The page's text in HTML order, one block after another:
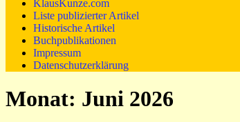
KlausKunze.com
Liste publizierter Artikel
Historische Artikel
Buchpublikationen
Impressum
Datenschutzerklärung
Monat: Juni 2026